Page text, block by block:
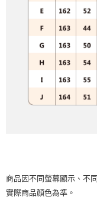
商品因不同螢幕顯示、不
實際商品顏色為準。